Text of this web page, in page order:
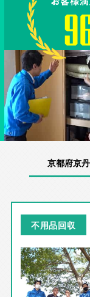
京都府京
不用品回収